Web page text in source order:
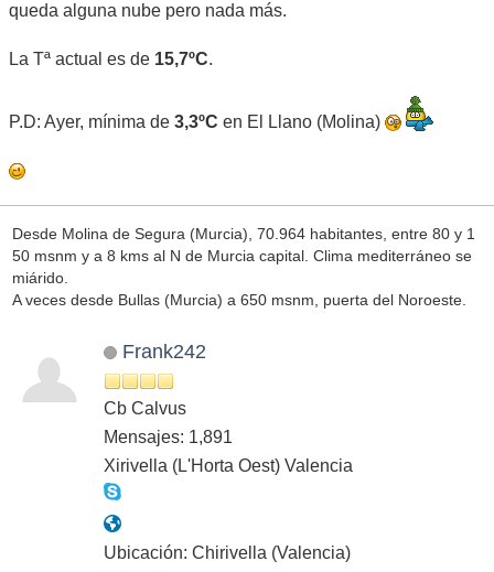
queda alguna nube pero nada más.
La Tª actual es de 15,7ºC.
P.D: Ayer, mínima de 3,3ºC en El Llano (Molina)
Desde Molina de Segura (Murcia), 70.964 habitantes, entre 80 y 1
50 msnm y a 8 kms al N de Murcia capital. Clima mediterráneo se
miárido.
A veces desde Bullas (Murcia) a 650 msnm, puerta del Noroeste.
Frank242
Cb Calvus
Mensajes: 1,891
Xirivella (L'Horta Oest) Valencia
Ubicación: Chirivella (Valencia)